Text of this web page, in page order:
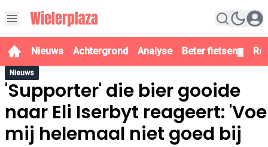
Nieuws Achtergrond Analyse Beter fietsen
Nieuws
'Supporter' die bier gooide
naar Eli Iserbyt reageert:
mij helemaal niet goed bij